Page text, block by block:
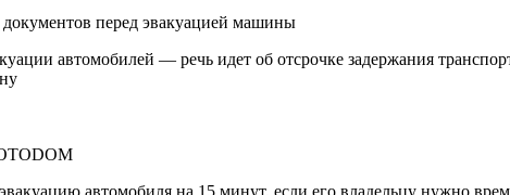
перед эвакуацией машины
автомобилей — речь идет об отсрочке задержания
автомобиля на 15 минут, если его владельцу нужно